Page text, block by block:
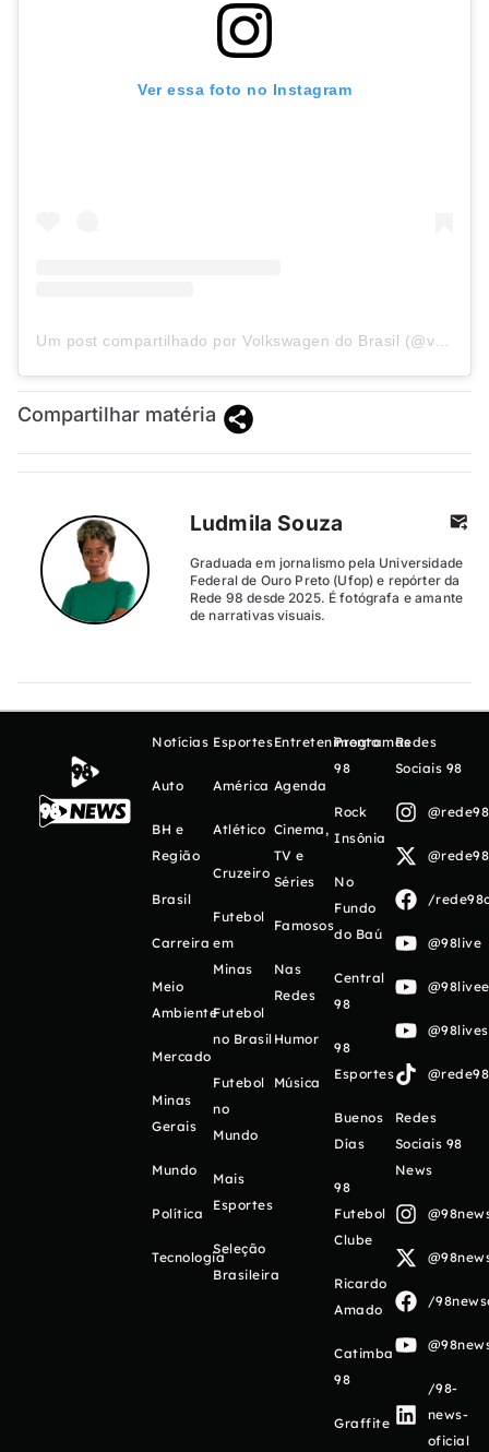
Ver essa foto no Instagram
Compartilhar matéria
Ludmila Souza
Graduada em jornalismo pela Universidade
Federal de Ouro Preto (Ufop) e repórter da
Rede 98 desde 2025. É fotógrafa e amante
de narrativas visuais.
Notícias
Auto
BH e
Região
Brasil
Carreira
Meio
Ambiente
Mercado
Minas
Gerais
Mundo
Política
Tecnologia
Esportes
América
Atlético
Cruzeiro
Futebol
em
Minas
Futebol
no Brasil
Futebol
no
Mundo
Mais
Esportes
Seleção
Brasileira
Entretenimento
Agenda
Cinema,
TV e
Séries
Famosos
Nas
Redes
Humor
Música
Programas
98
Rock
Insônia
No
Fundo
do Baú
Central
98
98
Esportes
Buenos
Días
98
Futebol
Clube
Ricardo
Amado
Catimba
98
Graffite
Redes
Sociais 98
/
@98live
Redes
Sociais 98
News
/
/98-
news-
oficial